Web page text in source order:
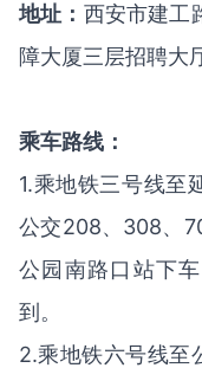
地址： 西安市建工
障大厦三层招聘大
乘车路线：
1.乘地铁三号线至
公交208、308、
公园南路口站下
到。
2.乘地铁六号线至